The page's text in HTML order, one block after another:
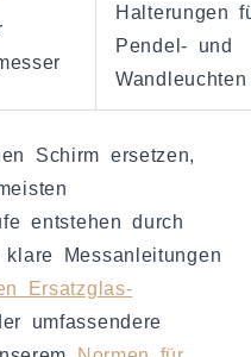
Halterungen
Pendel- und
Wandleuchten
Schirm ersetzen,
entstehen durch
Messanleitungen
Ersatzglas-
umfassendere